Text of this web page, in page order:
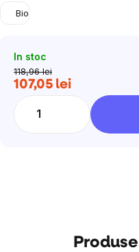
Bio
In stoc
118,96 lei
107,05 leiEvaluare